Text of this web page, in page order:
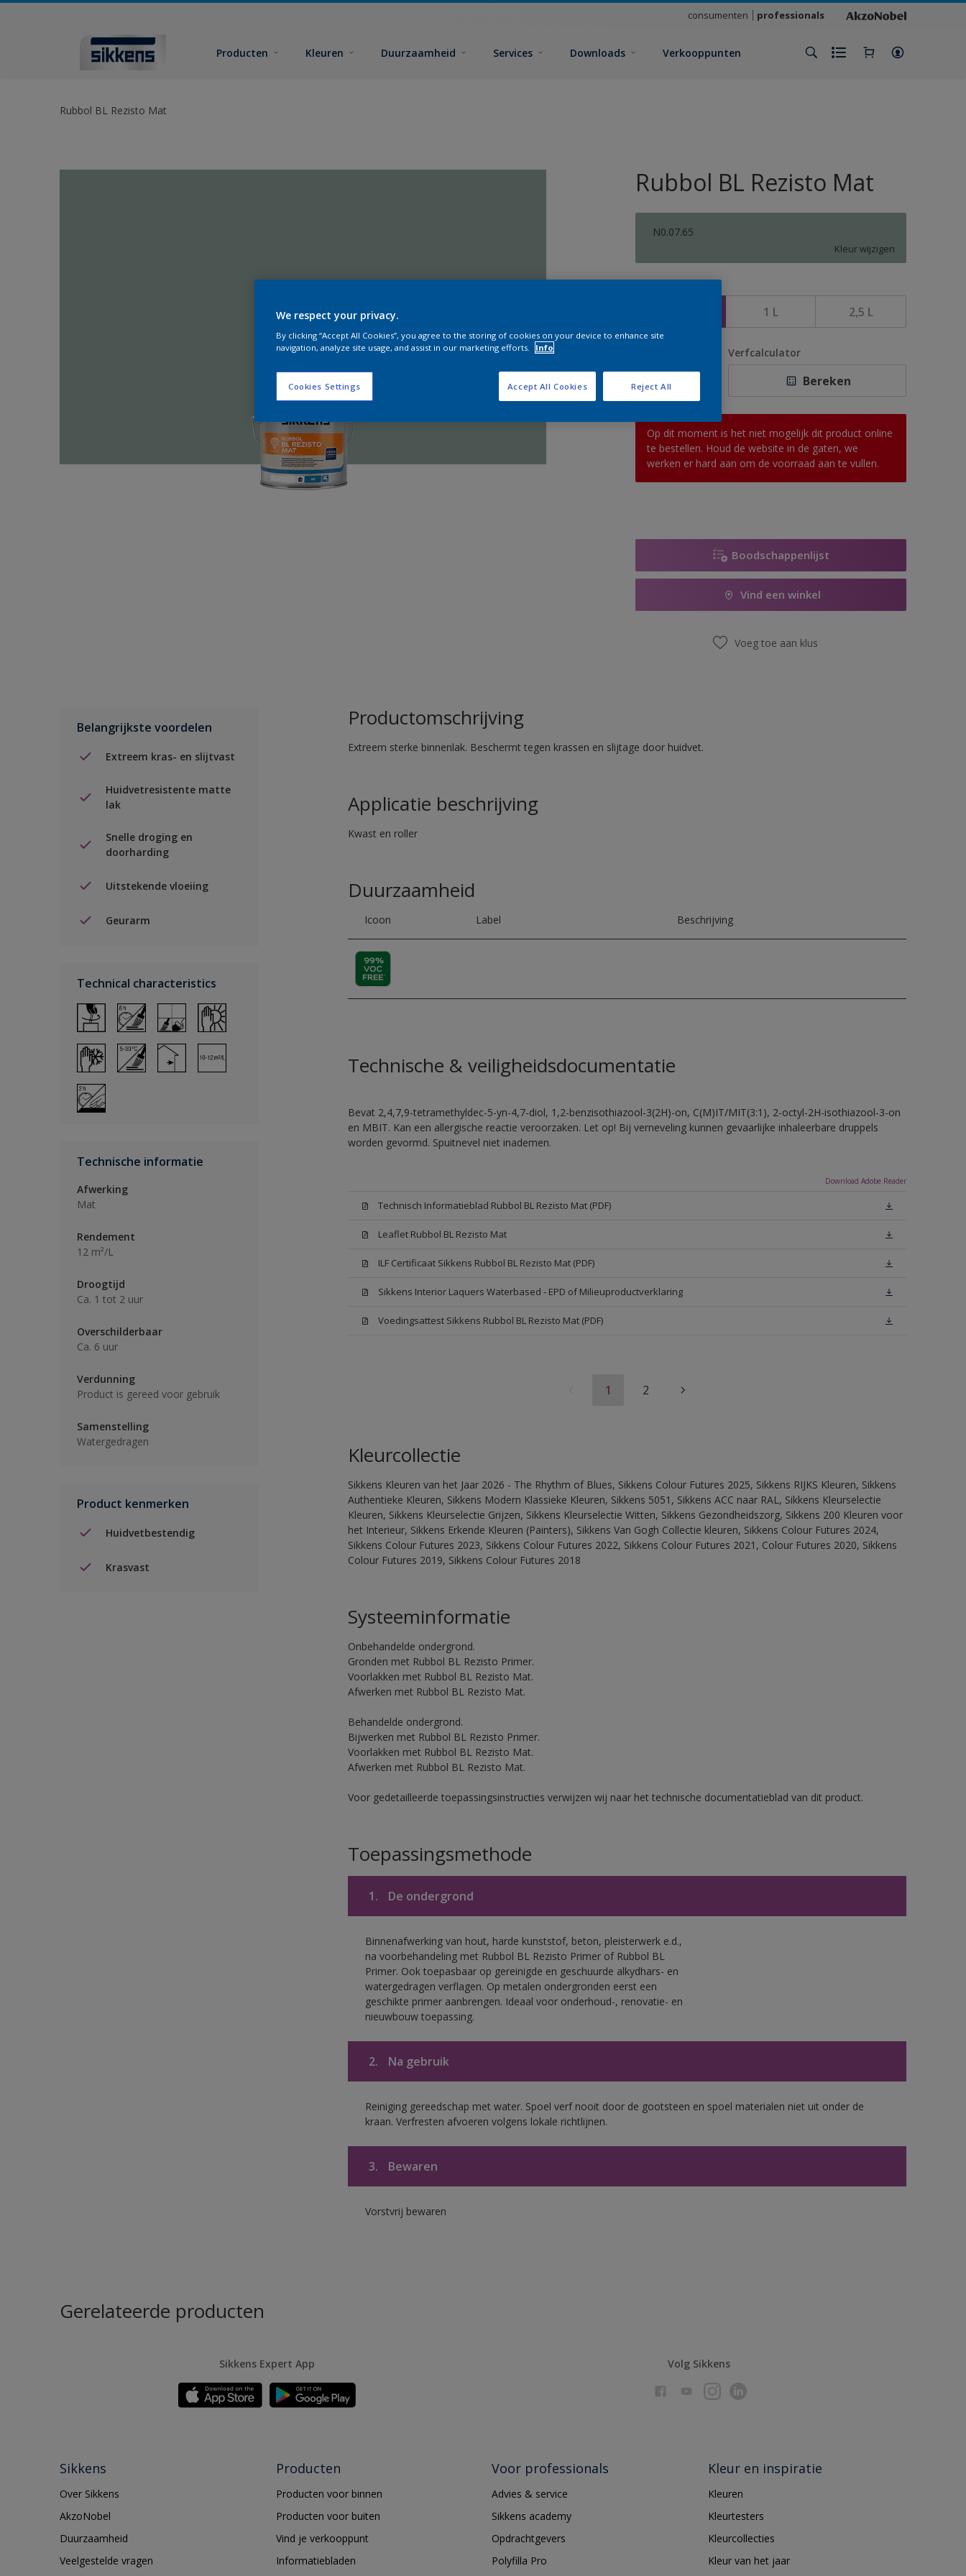
consumenten professionals
Producten Kleuren Duurzaamheid Services Downloads Verkooppunten
Rubbol BL Rezisto Mat
Rubbol BL Rezisto Mat
N0.07.65
Kleur wijzigen
1 L 2,5 L
Verfcalculator
Bereken
Op dit moment is het niet mogelijk dit product online
te bestellen. Houd de website in de gaten, we
werken er hard aan om de voorraad aan te vullen.
Boodschappenlijst
Vind een winkel
Voeg toe aan klus
Belangrijkste voordelen
Extreem kras- en slijtvast
Huidvetresistente matte
lak
Snelle droging en
doorharding
Uitstekende vloeiing
Geurarm
Technical characteristics
Technische informatie
Afwerking
Mat
Rendement
12 m²/L
Droogtijd
Ca. 1 tot 2 uur
Overschilderbaar
Ca. 6 uur
Verdunning
Product is gereed voor gebruik
Samenstelling
Watergedragen
Product kenmerken
Huidvetbestendig
Krasvast
Productomschrijving
Extreem sterke binnenlak. Beschermt tegen krassen en slijtage door huidvet.
Applicatie beschrijving
Kwast en roller
Duurzaamheid
Icoon Label Beschrijving
Technische & veiligheidsdocumentatie
Bevat 2,4,7,9-tetramethyldec-5-yn-4,7-diol, 1,2-benzisothiazool-3(2H)-on, C(M)IT/MIT(3:1), 2-octyl-2H-isothiazool-3-on
en MBIT. Kan een allergische reactie veroorzaken. Let op! Bij verneveling kunnen gevaarlijke inhaleerbare druppels
worden gevormd. Spuitnevel niet inademen.
Download Adobe Reader
Technisch Informatieblad Rubbol BL Rezisto Mat (PDF)
Leaflet Rubbol BL Rezisto Mat
ILF Certificaat Sikkens Rubbol BL Rezisto Mat (PDF)
Sikkens Interior Laquers Waterbased - EPD of Milieuproductverklaring
Voedingsattest Sikkens Rubbol BL Rezisto Mat (PDF)
1 2
Kleurcollectie
Sikkens Kleuren van het Jaar 2026 - The Rhythm of Blues, Sikkens Colour Futures 2025, Sikkens RIJKS Kleuren, Sikkens
Authentieke Kleuren, Sikkens Modern Klassieke Kleuren, Sikkens 5051, Sikkens ACC naar RAL, Sikkens Kleurselectie
Kleuren, Sikkens Kleurselectie Grijzen, Sikkens Kleurselectie Witten, Sikkens Gezondheidszorg, Sikkens 200 Kleuren voor
het Interieur, Sikkens Erkende Kleuren (Painters), Sikkens Van Gogh Collectie kleuren, Sikkens Colour Futures 2024,
Sikkens Colour Futures 2023, Sikkens Colour Futures 2022, Sikkens Colour Futures 2021, Colour Futures 2020, Sikkens
Colour Futures 2019, Sikkens Colour Futures 2018
Systeeminformatie
Onbehandelde ondergrond.
Gronden met Rubbol BL Rezisto Primer.
Voorlakken met Rubbol BL Rezisto Mat.
Afwerken met Rubbol BL Rezisto Mat.
Behandelde ondergrond.
Bijwerken met Rubbol BL Rezisto Primer.
Voorlakken met Rubbol BL Rezisto Mat.
Afwerken met Rubbol BL Rezisto Mat.
Voor gedetailleerde toepassingsinstructies verwijzen wij naar het technische documentatieblad van dit product.
Toepassingsmethode
1. De ondergrond
Binnenafwerking van hout, harde kunststof, beton, pleisterwerk e.d.,
na voorbehandeling met Rubbol BL Rezisto Primer of Rubbol BL
Primer. Ook toepasbaar op gereinigde en geschuurde alkydhars- en
watergedragen verflagen. Op metalen ondergronden eerst een
geschikte primer aanbrengen. Ideaal voor onderhoud-, renovatie- en
nieuwbouw toepassing.
2. Na gebruik
Reiniging gereedschap met water. Spoel verf nooit door de gootsteen en spoel materialen niet uit onder de
kraan. Verfresten afvoeren volgens lokale richtlijnen.
3. Bewaren
Vorstvrij bewaren
Gerelateerde producten
Sikkens Expert App Volg Sikkens
Sikkens
Over Sikkens
AkzoNobel
Duurzaamheid
Veelgestelde vragen
Producten
Producten voor binnen
Producten voor buiten
Vind je verkooppunt
Informatiebladen
Voor professionals
Advies & service
Sikkens academy
Opdrachtgevers
Polyfilla Pro
Kleur en inspiratie
Kleuren
Kleurtesters
Kleurcollecties
Kleur van het jaar
We respect your privacy.
By clicking “Accept All Cookies”, you agree to the storing of cookies on your device to enhance site
navigation, analyze site usage, and assist in our marketing efforts.
Info
Cookies Settings Reject All
Accept All Cookies